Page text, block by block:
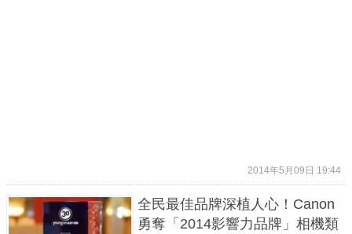
2014年5月09日 19:44
全民最佳品牌深植人心！Canon
勇奪「2014影響力品牌」相機類